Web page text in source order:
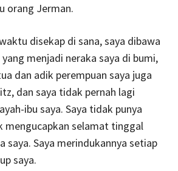
orang Jerman.
disekap di sana, saya dibawa
menjadi neraka saya di bumi,
dan adik perempuan saya juga
dan saya tidak pernah lagi
ibu saya. Saya tidak punya
mengucapkan selamat tinggal
saya. Saya merindukannya setiap
saya.